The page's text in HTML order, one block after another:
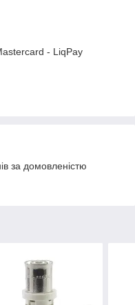
- LiqPay
за домовленістю